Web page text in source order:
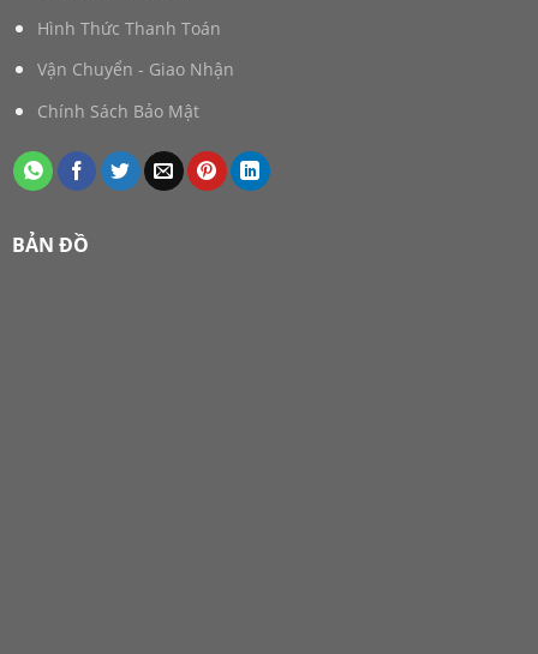
Hình Thức Thanh Toán
Vận Chuyển - Giao Nhận
Chính Sách Bảo Mật
BẢN ĐỒ